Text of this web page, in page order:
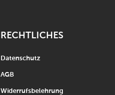
RECHTLICHES
Datenschutz
AGB
Widerrufsbelehrung